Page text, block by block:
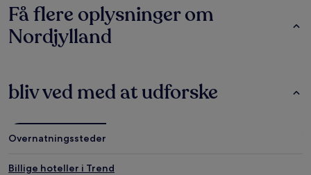
Få flere oplysninger om
Nordjylland
bliv ved med at udforske
Overnatningssteder
Billige hoteller i Trend